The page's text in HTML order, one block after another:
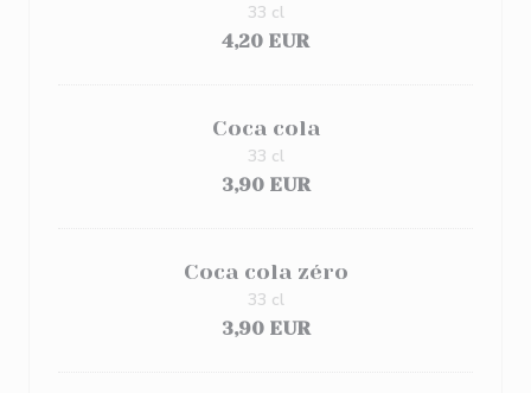
4,20 EUR
33 cl
Coca cola
3,90 EUR
33 cl
Coca cola zéro
3,90 EUR
33 cl